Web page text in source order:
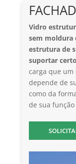
Vidro
sem moldura
estrutura de
suportar
carga que
depende de
como da
de sua